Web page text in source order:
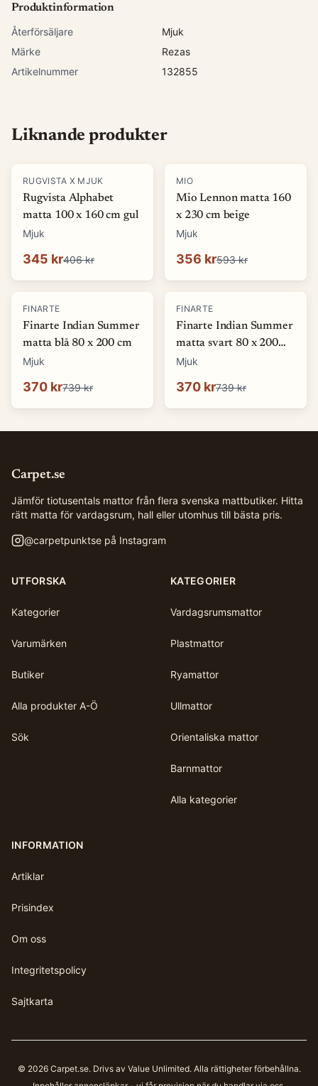
Produktinformation
Återförsäljare
Mjuk
Märke
Rezas
Artikelnummer
132855
Liknande produkter
-15%
RUGVISTA X MJUK
Rugvista Alphabet
matta 100 x 160 cm gul
Mjuk
345 kr406 kr
-40%
MIO
Mio Lennon matta 160
x 230 cm beige
Mjuk
356 kr593 kr
-50 %
FINARTE
Finarte Indian Summer
matta blå 80 x 200 cm
Mjuk
370 kr739 kr
-50 %
FINARTE
Finarte Indian Summer
matta svart 80 x 200
cm
Mjuk
370 kr739 kr
Carpet.se
Jämför tiotusentals mattor från flera svenska mattbutiker. Hitta
rätt matta för vardagsrum, hall eller utomhus till bästa pris.
@carpetpunktse på Instagram
UTFORSKA
Kategorier
Varumärken
Butiker
Alla produkter A-Ö
Sök
KATEGORIER
Vardagsrumsmattor
Plastmattor
Ryamattor
Ullmattor
Orientaliska mattor
Barnmattor
Alla kategorier
INFORMATION
Artiklar
Prisindex
Om oss
Integritetspolicy
Sajtkarta
© 2026 Carpet.se. Drivs av Value Unlimited. Alla rättigheter förbehållna.